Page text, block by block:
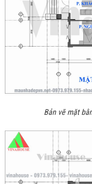
Bản vẽ mặt